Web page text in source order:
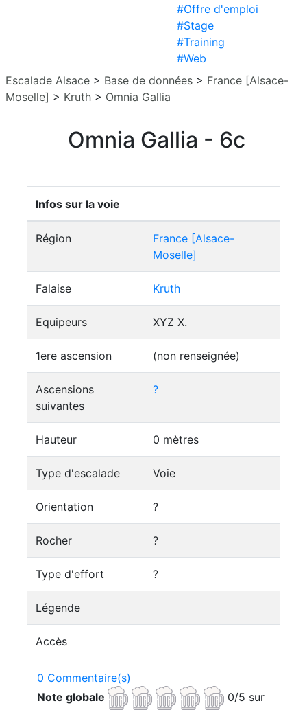
#Offre d'emploi
#Stage
#Training
#Web
Escalade Alsace > Base de données > France [Alsace-
Moselle] > Kruth > Omnia Gallia
Omnia Gallia - 6c
Infos sur la voie
Région
France [Alsace-
Moselle]
Falaise Kruth
Equipeurs XYZ X.
1ere ascension (non renseignée)
Ascensions
suivantes
?
Hauteur 0 mètres
Type d'escalade Voie
Orientation ?
Rocher ?
Type d'effort ?
Légende
Accès
0 Commentaire(s)
Note globale
0/5 sur